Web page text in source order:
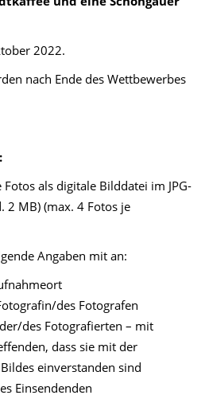
2022.
nach Ende des Wettbewerbes
Fotos als digitale Bilddatei im JPG-
2 MB) (max. 4 Fotos je
Angaben mit an:
des Fotografen
des Fotografierten – mit
dass sie mit der
einverstanden sind
Einsendenden